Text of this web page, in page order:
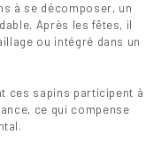
à se décomposer, un
Après les fêtes, il
ou intégré dans un
ces sapins participent à
ce qui compense